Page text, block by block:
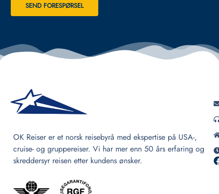
SEND FORESPØRSEL
OK Reiser er et norsk reisebyrå med ekspertise på USA-,
cruise- og gruppereiser. Vi har mer enn 50 års erfaring og
skreddersyr reisen etter kundens ønsker.